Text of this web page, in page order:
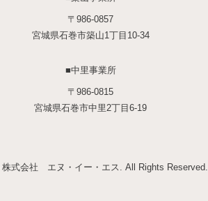
〒986-0857
宮城県石巻市築山1丁目10-34
■中里事業所
〒986-0815
宮城県石巻市中里2丁目6-19
株式会社 エヌ・イー・エス. All Rights Reserved.